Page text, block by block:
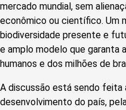
mercado mundial, sem
econômico ou científico. Um
biodiversidade presente e
e amplo modelo que garanta
humanos e dos milhões de
A discussão está sendo feita
desenvolvimento do país,